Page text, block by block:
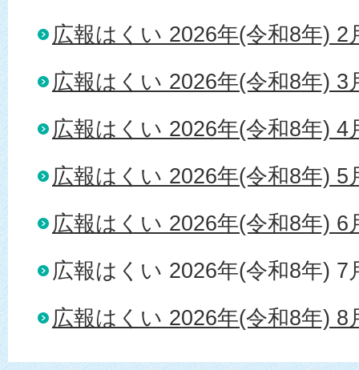
広報はくい 2026年(令和8年) 2
広報はくい 2026年(令和8年) 3
広報はくい 2026年(令和8年) 4
広報はくい 2026年(令和8年) 5
広報はくい 2026年(令和8年) 6
広報はくい 2026年(令和8年) 7
広報はくい 2026年(令和8年) 8